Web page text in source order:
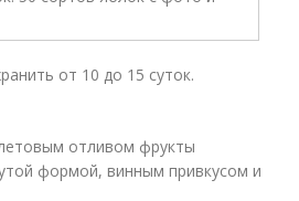
от 10 до 15 суток.
отливом фрукты
формой, винным привкусом и